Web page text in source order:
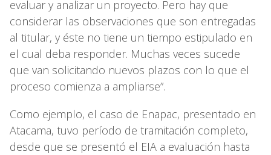
evaluar y analizar un proyecto. Pero hay que
considerar las observaciones que son entregadas
al titular, y éste no tiene un tiempo estipulado en
el cual deba responder. Muchas veces sucede
que van solicitando nuevos plazos con lo que el
proceso comienza a ampliarse”.
Como ejemplo, el caso de Enapac, presentado en
Atacama, tuvo período de tramitación completo,
desde que se presentó el EIA a evaluación hasta